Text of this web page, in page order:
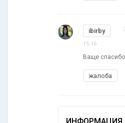
ibirby
15:16
Ваще
жалоба